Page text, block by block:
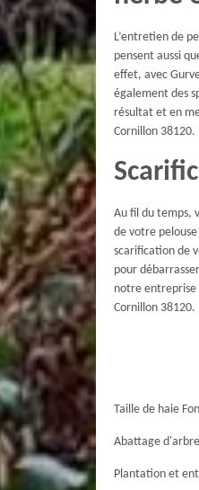
L’entretien de
pensent aussi
effet, avec
également des
résultat et en
Cornillon
Au fil du temps,
de votre
scarification de
pour
notre entreprise
Cornillon 38120.
Taille de haie
Abattage
Plantation et